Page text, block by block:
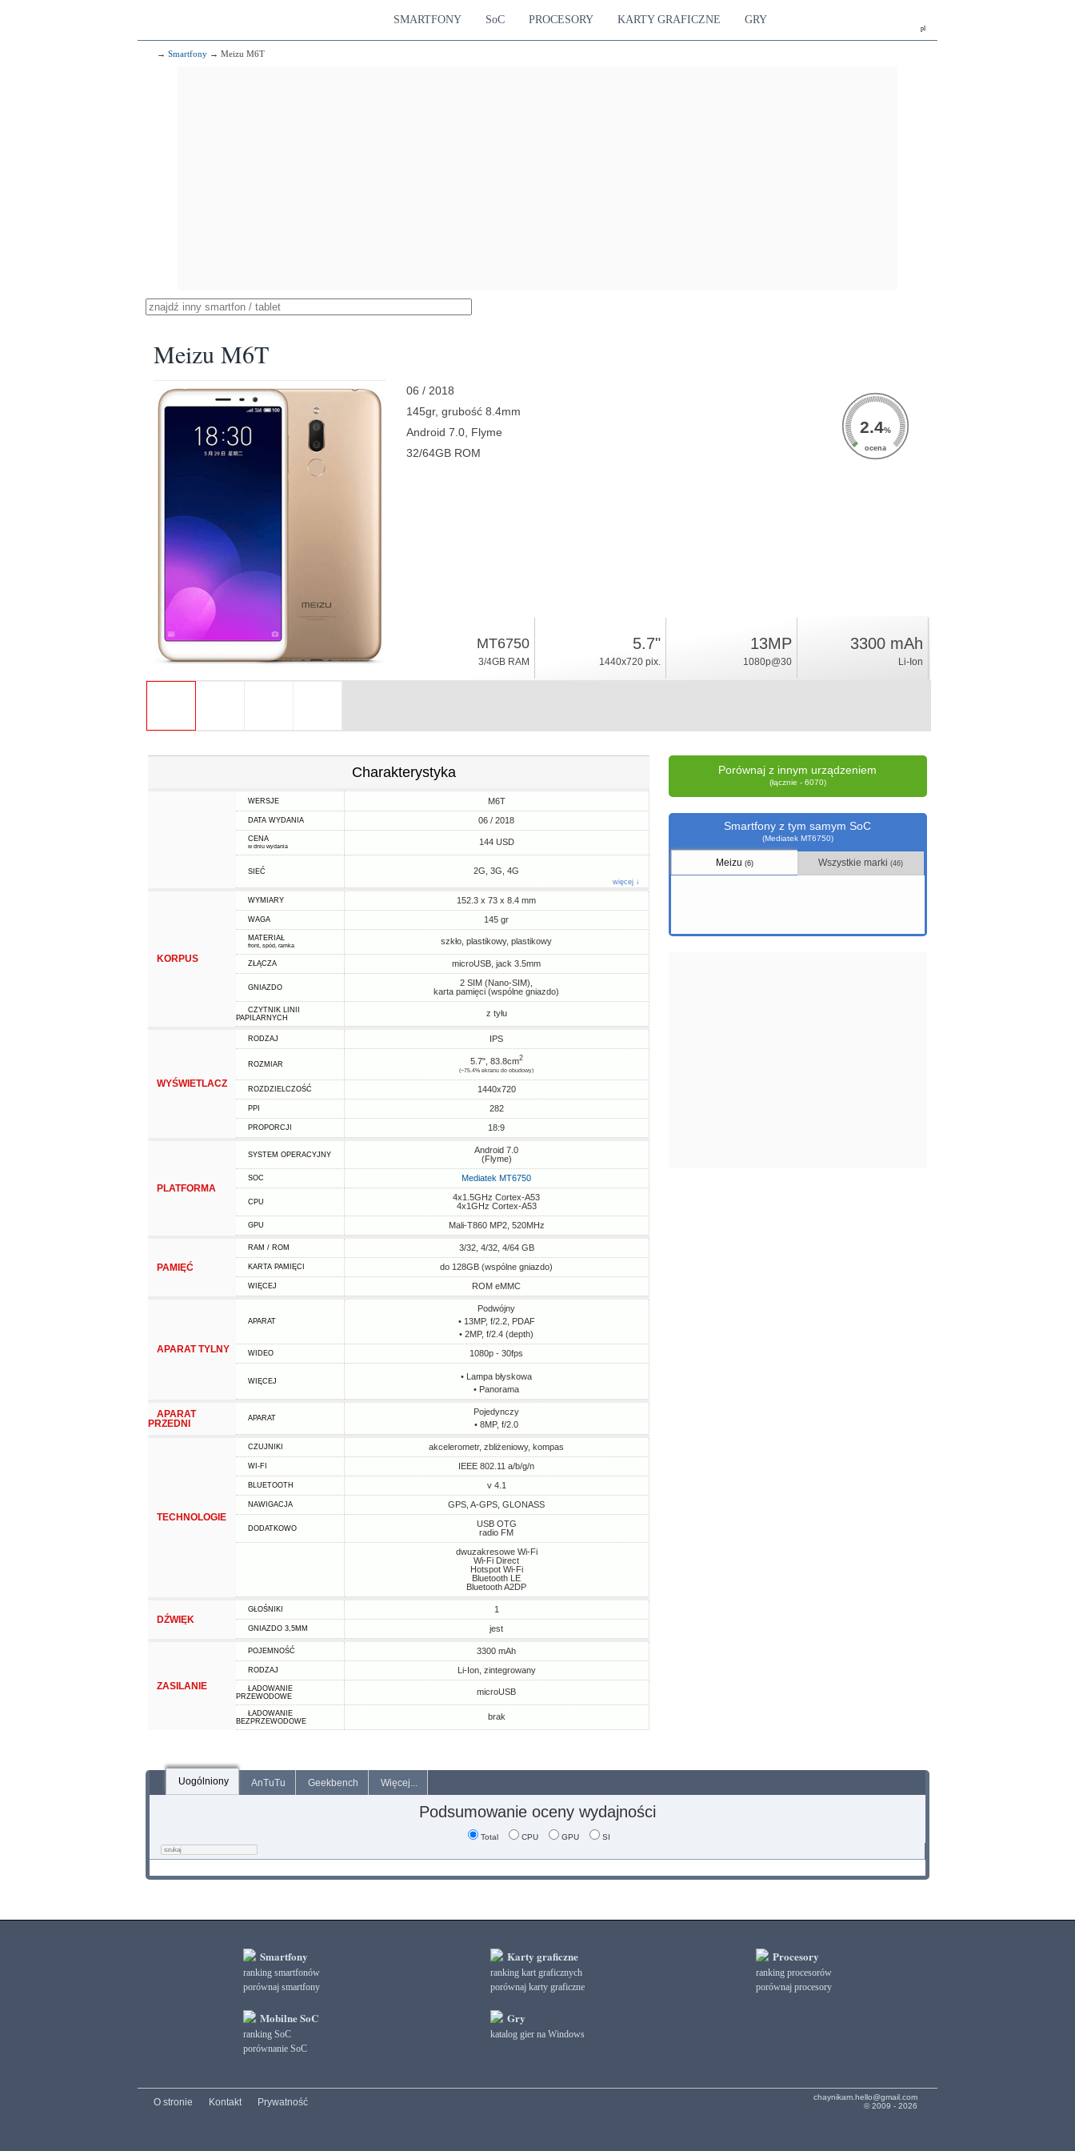
pl
SMARTFONY SoC PROCESORY KARTY GRAFICZNE GRY
→ Smartfony → Meizu M6T
Meizu M6T
06 / 2018
145gr, grubość 8.4mm
Android 7.0, Flyme
32/64GB ROM
2.4%
ocena
MT6750
3/4GB RAM
5.7"
1440x720 pix.
13MP
1080p@30
3300 mAh
Li-Ion
Charakterystyka
WERSJE M6T
DATA WYDANIA 06 / 2018
CENA
w dniu wydania 144 USD
SIEĆ 2G, 3G, 4G
więcej ↓
KORPUS
WYMIARY 152.3 x 73 x 8.4 mm
WAGA 145 gr
MATERIAŁ
front, spód, ramka szkło, plastikowy, plastikowy
ZŁĄCZA microUSB, jack 3.5mm
GNIAZDO
2 SIM (Nano-SIM),
karta pamięci (wspólne gniazdo)
CZYTNIK LINII
PAPILARNYCH
z tyłu
WYŚWIETLACZ
RODZAJ IPS
ROZMIAR 5.7", 83.8cm2
(~75.4% ekranu do obudowy)
ROZDZIELCZOŚĆ 1440x720
PPI 282
PROPORCJI 18:9
PLATFORMA
SYSTEM OPERACYJNY
Android 7.0
(Flyme)
SOC Mediatek MT6750
CPU
4x1.5GHz Cortex-A53
4x1GHz Cortex-A53
GPU Mali-T860 MP2, 520MHz
PAMIĘĆ
RAM / ROM 3/32, 4/32, 4/64 GB
KARTA PAMIĘCI do 128GB (wspólne gniazdo)
WIĘCEJ ROM eMMC
APARAT TYLNY
APARAT
Podwójny
• 13MP, f/2.2, PDAF
• 2MP, f/2.4 (depth)
WIDEO 1080p - 30fps
WIĘCEJ
• Lampa błyskowa
• Panorama
APARAT
PRZEDNI
APARAT
Pojedynczy
• 8MP, f/2.0
TECHNOLOGIE
CZUJNIKI akcelerometr, zbliżeniowy, kompas
WI-FI IEEE 802.11 a/b/g/n
BLUETOOTH v 4.1
NAWIGACJA GPS, A-GPS, GLONASS
DODATKOWO
USB OTG
radio FM
dwuzakresowe Wi-Fi
Wi-Fi Direct
Hotspot Wi-Fi
Bluetooth LE
Bluetooth A2DP
DŹWIĘK
GŁOŚNIKI 1
GNIAZDO 3,5MM jest
ZASILANIE
POJEMNOŚĆ 3300 mAh
RODZAJ Li-Ion, zintegrowany
ŁADOWANIE
PRZEWODOWE
microUSB
ŁADOWANIE
BEZPRZEWODOWE
brak
Porównaj z innym urządzeniem
(łącznie - 6070)
Smartfony z tym samym SoC
(Mediatek MT6750)
Meizu (6) Wszystkie marki(46)
Uogólniony AnTuTu Geekbench Więcej...
Podsumowanie oceny wydajności
Total CPU GPU SI
Smartfony
ranking smartfonów
porównaj smartfony
Mobilne SoC
ranking SoC
porównanie SoC
Karty graficzne
ranking kart graficznych
porównaj karty graficzne
Gry
katalog gier na Windows
Procesory
ranking procesorów
porównaj procesory
chaynikam.hello@gmail.com
© 2009 - 2026
O stronie Kontakt Prywatność